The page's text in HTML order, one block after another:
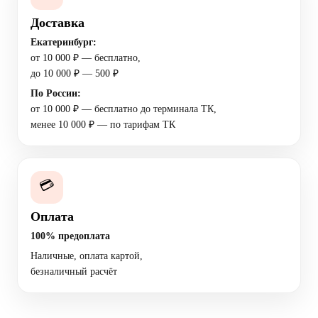
Доставка
Екатеринбург:
от 10 000 ₽ — бесплатно,
до 10 000 ₽ — 500 ₽
По России:
от 10 000 ₽ — бесплатно до терминала ТК,
менее 10 000 ₽ — по тарифам ТК
💳
Оплата
100% предоплата
Наличные, оплата картой,
безналичный расчёт